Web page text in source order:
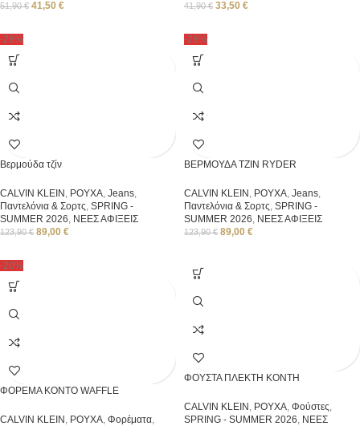
51,90€ 41,50 € 41,90€ 33,50 €
-28%
Βερμούδα τζίν
CALVIN KLEIN , ΡΟΥΧΑ, Jeans,
Παντελόνια & Σορτς, SPRING -
SUMMER 2026, ΝΕΕΣ ΑΦΙΞΕΙΣ
123,90€ 89,00 €
-28%
ΒΕΡΜΟΥΔΑ ΤΖΙΝ RYDER
CALVIN KLEIN , ΡΟΥΧΑ, Jeans,
Παντελόνια & Σορτς, SPRING -
SUMMER 2026, ΝΕΕΣ ΑΦΙΞΕΙΣ
123,90€ 89,00 €
-20%
ΦΟΡΕΜΑ ΚΟΝΤΟ WAFFLE
CALVIN KLEIN , ΡΟΥΧΑ, Φορέματα,
ΦΟΥΣΤΑ ΠΛΕΚΤΗ ΚΟΝΤΗ
CALVIN KLEIN , ΡΟΥΧΑ, Φούστες,
SPRING - SUMMER 2026, ΝΕΕΣ